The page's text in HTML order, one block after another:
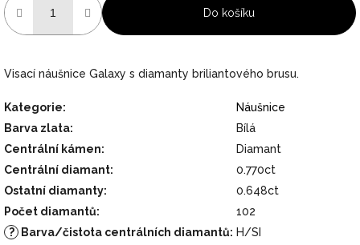
Do košíku
Visací náušnice Galaxy s diamanty briliantového brusu.
Kategorie:
Náušnice
Barva zlata:
Bílá
Centrální kámen:
Diamant
Centrální diamant:
0.770ct
Ostatní diamanty:
0.648ct
Počet diamantů:
102
?
Barva/čistota centrálních diamantů: H/SI